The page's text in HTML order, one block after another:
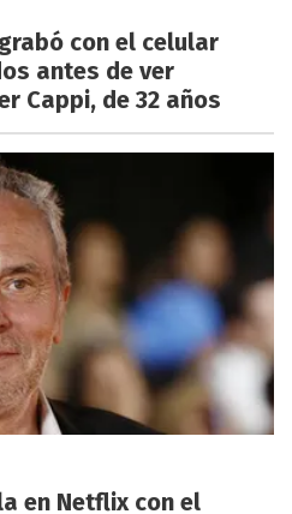
con el celular
antes de ver
Cappi, de 32 años
en Netflix con el